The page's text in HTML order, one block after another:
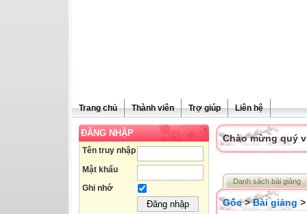
Trang chủ Thành viên Trợ giúp Liên hệ
ĐĂNG NHẬP
Tên truy nhập
Mật khẩu
Ghi nhớ
Chào mừng quý
Danh sách bài giảng
Gốc>Bài giảng